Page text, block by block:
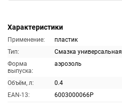
Характеристики
Применение:
пластик
Тип:
Смазка универсальная
Форма
выпуска:
аэрозоль
Объём, л:
0.4
EAN-13:
6003000066P